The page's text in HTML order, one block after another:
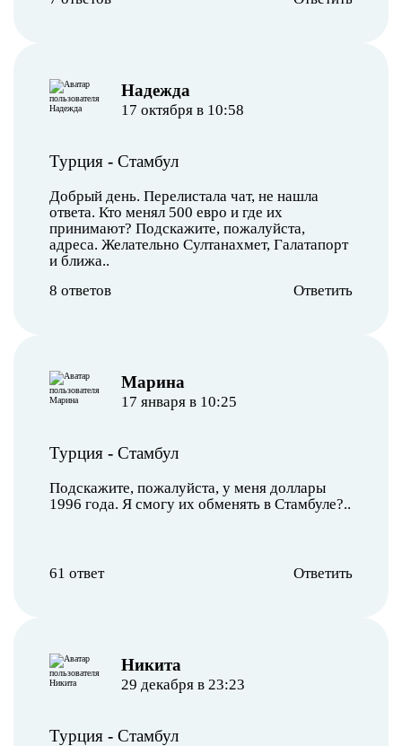
Надежда
17 октября в 10:58
Турция - Стамбул
Добрый день. Перелистала чат, не нашла
ответа. Кто менял 500 евро и где их
принимают? Подскажите, пожалуйста,
адреса. Желательно Султанахмет, Галатапорт
и ближа..
8 ответов
Ответить
Марина
17 января в 10:25
Турция - Стамбул
Подскажите, пожалуйста, у меня доллары
1996 года. Я смогу их обменять в Стамбуле?..
61 ответ Ответить
Никита
29 декабря в 23:23
Турция - Стамбул